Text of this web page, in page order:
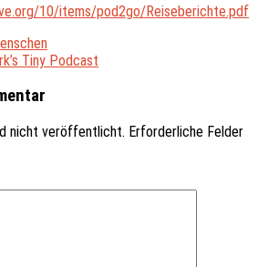
10/items/pod2go/Reiseberichte.pdf
Tiny Podcast
nicht veröffentlicht. Erforderliche Felder